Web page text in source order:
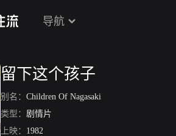
导航
留下这个孩子
别名： Children Of Nagasaki
类型： 剧情片
上映： 1982